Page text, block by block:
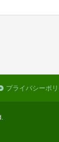
プライバシーポ